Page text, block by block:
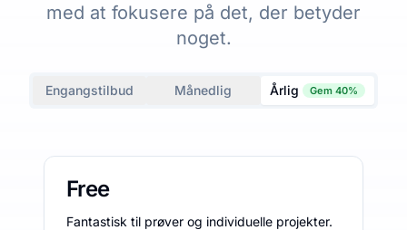
med at fokusere på det, der betyder
noget.
Engangstilbud Månedlig Årlig Gem 40%
Free
Fantastisk til prøver og individuelle projekter.